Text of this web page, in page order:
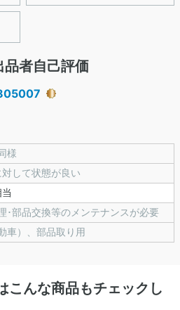
者自己評価
様
して状態が良い
･部品交換等のメンテナンスが必要
車）、部品取り用
こんな商品もチェックし